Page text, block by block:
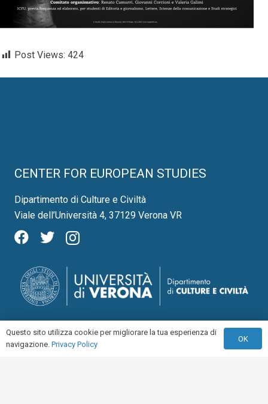
Post Views: 424
CENTER FOR EUROPEAN STUDIES
Dipartimento di Culture e Civiltà
Viale dell’Università 4, 37129 Verona VR
Questo sito utilizza cookie per migliorare la tua esperienza di
navigazione. Privacy Policy
OK